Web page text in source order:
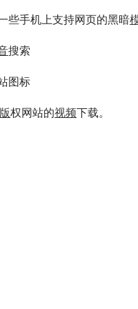
些手机上支持网页的黑暗
搜索
图标
版权网站的视频下载。